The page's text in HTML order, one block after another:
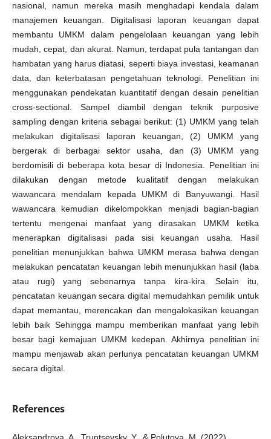
nasional, namun mereka masih menghadapi kendala dalam
manajemen keuangan. Digitalisasi laporan keuangan dapat
membantu UMKM dalam pengelolaan keuangan yang lebih
mudah, cepat, dan akurat. Namun, terdapat pula tantangan dan
hambatan yang harus diatasi, seperti biaya investasi, keamanan
data, dan keterbatasan pengetahuan teknologi. Penelitian ini
menggunakan pendekatan kuantitatif dengan desain penelitian
cross-sectional. Sampel diambil dengan teknik purposive
sampling dengan kriteria sebagai berikut: (1) UMKM yang telah
melakukan digitalisasi laporan keuangan, (2) UMKM yang
bergerak di berbagai sektor usaha, dan (3) UMKM yang
berdomisili di beberapa kota besar di Indonesia. Penelitian ini
dilakukan dengan metode kualitatif dengan melakukan
wawancara mendalam kepada UMKM di Banyuwangi. Hasil
wawancara kemudian dikelompokkan menjadi bagian-bagian
tertentu mengenai manfaat yang dirasakan UMKM ketika
menerapkan digitalisasi pada sisi keuangan usaha. Hasil
penelitian menunjukkan bahwa UMKM merasa bahwa dengan
melakukan pencatatan keuangan lebih menunjukkan hasil (laba
atau rugi) yang sebenarnya tanpa kira-kira. Selain itu,
pencatatan keuangan secara digital memudahkan pemilik untuk
dapat memantau, merencakan dan mengalokasikan keuangan
lebih baik Sehingga mampu memberikan manfaat yang lebih
besar bagi kemajuan UMKM kedepan. Akhirnya penelitian ini
mampu menjawab akan perlunya pencatatan keuangan UMKM
secara digital.
References